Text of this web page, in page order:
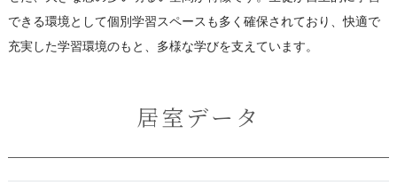
できる環境として個別学習スペースも多く確保されており、快適で
充実した学習環境のもと、多様な学びを支えています。
居室データ